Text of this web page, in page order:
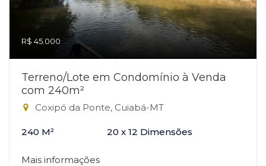
R$ 45.000
Terreno/Lote em Condomínio à Venda
com 240m²
Coxipó da Ponte, Cuiabá-MT
240 M² 20 x 12 Dimensões
Mais informações